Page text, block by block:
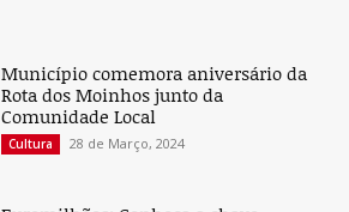
Município comemora aniversário da
Rota dos Moinhos junto da
Comunidade Local
Cultura 28 de Março, 2024